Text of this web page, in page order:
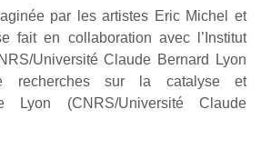
par les artistes Eric Michel et
fait en collaboration avec l’Institut
Université Claude Bernard Lyon
recherches sur la catalyse et
Lyon (CNRS/Université Claude